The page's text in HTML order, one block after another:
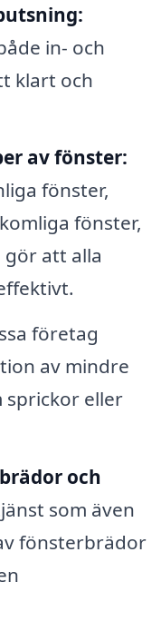
in- och
klart och
av fönster:
fönster,
fönster,
att alla
företag
av mindre
sprickor eller
och
som även
fönsterbrädor